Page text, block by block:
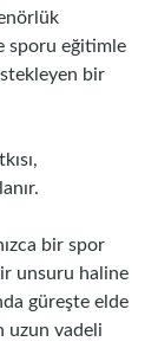
sporu eğitimle
bir
bir spor
unsuru haline
güreşte elde
uzun vadeli